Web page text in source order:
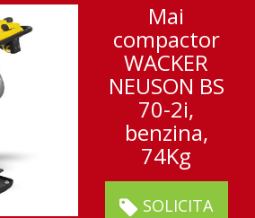
Mai
compactor
WACKER
NEUSON BS
70-2i,
benzina,
74Kg
SOLICITA